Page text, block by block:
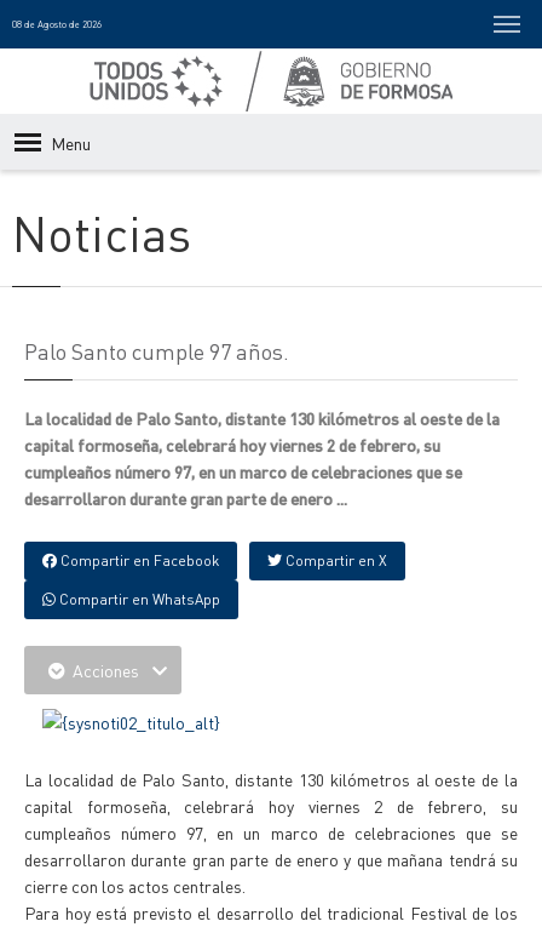
08 de Agosto de 2026
Menu
Noticias
Palo Santo cumple 97 años.
La localidad de Palo Santo, distante 130 kilómetros al oeste de la
capital formoseña, celebrará hoy viernes 2 de febrero, su
cumpleaños número 97, en un marco de celebraciones que se
desarrollaron durante gran parte de enero ...
Compartir en Facebook Compartir en X
Compartir en WhatsApp
Acciones
La localidad de Palo Santo, distante 130 kilómetros al oeste de la
capital formoseña, celebrará hoy viernes 2 de febrero, su
cumpleaños número 97, en un marco de celebraciones que se
desarrollaron durante gran parte de enero y que mañana tendrá su
cierre con los actos centrales.
Para hoy está previsto el desarrollo del tradicional Festival de los